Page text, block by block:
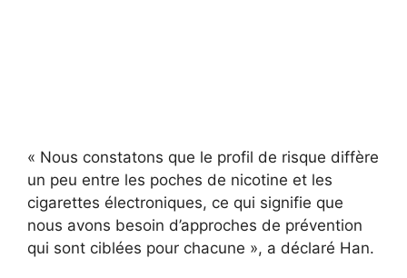
« Nous constatons que le profil de risque diffère
un peu entre les poches de nicotine et les
cigarettes électroniques, ce qui signifie que
nous avons besoin d’approches de prévention
qui sont ciblées pour chacune », a déclaré Han.